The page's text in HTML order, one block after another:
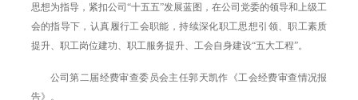
思想为指导，紧扣公司“十五五”发展蓝图，在公司党委的领导和上级工
会的指导下，认真履行工会职能，持续深化职工思想引领、职工素质
提升、职工岗位建功、职工服务提升、工会自身建设“五大工程”。
公司第二届经费审查委员会主任郭天凯作《工会经费审查情况报
告》。